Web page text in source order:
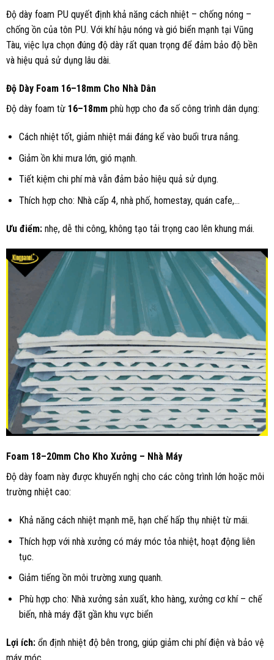
Độ dày foam PU quyết định khả năng cách nhiệt – chống nóng –
chống ồn của tôn PU. Với khí hậu nóng và gió biển mạnh tại Vũng
Tàu, việc lựa chọn đúng độ dày rất quan trọng để đảm bảo độ bền
và hiệu quả sử dụng lâu dài.
Độ Dày Foam 16–18mm Cho Nhà Dân
Độ dày foam từ 16–18mm phù hợp cho đa số công trình dân dụng:
Cách nhiệt tốt, giảm nhiệt mái đáng kể vào buổi trưa nắng.
Giảm ồn khi mưa lớn, gió mạnh.
Tiết kiệm chi phí mà vẫn đảm bảo hiệu quả sử dụng.
Thích hợp cho: Nhà cấp 4, nhà phố, homestay, quán cafe,…
Ưu điểm: nhẹ, dễ thi công, không tạo tải trọng cao lên khung mái.
Foam 18–20mm Cho Kho Xưởng – Nhà Máy
Độ dày foam này được khuyến nghị cho các công trình lớn hoặc môi
trường nhiệt cao:
Khả năng cách nhiệt mạnh mẽ, hạn chế hấp thụ nhiệt từ mái.
Thích hợp với nhà xưởng có máy móc tỏa nhiệt, hoạt động liên
tục.
Giảm tiếng ồn môi trường xung quanh.
Phù hợp cho: Nhà xưởng sản xuất, kho hàng, xưởng cơ khí – chế
biến, nhà máy đặt gần khu vực biển
Lợi ích: ổn định nhiệt độ bên trong, giúp giảm chi phí điện và bảo vệ
máy móc.